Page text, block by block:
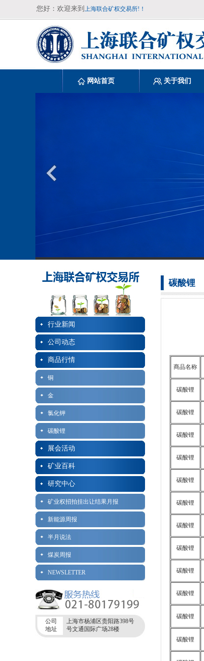
您好：欢迎来到 上海联合矿权交易所!！
网站首页 关于我们
行业新闻
公司动态
商品行情
铜
金
氯化钾
碳酸锂
展会活动
矿业百科
研究中心
矿业权招拍挂出让结果月报
新能源周报
半月说法
煤炭周报
NEWSLETTER
公司
地址
上海市杨浦区贵阳路398号
号文通国际广场28楼
碳酸锂
商品名称
碳酸锂
碳酸锂
碳酸锂
碳酸锂
碳酸锂
碳酸锂
碳酸锂
碳酸锂
碳酸锂
碳酸锂
碳酸锂
碳酸锂